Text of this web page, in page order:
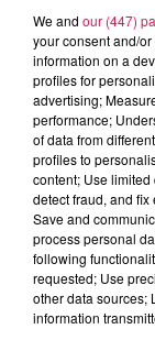
Canal fm
Lucas GLVL
The Hour of
0:00
12 janvier 2025 -
LUCAS GLVL
MADNESS EP
We and our (447)
your consent and/
information on a
profiles for
advertising;
performance;
of data from
profiles to
content; Use limited
detect fraud, and
Save and
process personal
following
requested; Use
other data sources;
information